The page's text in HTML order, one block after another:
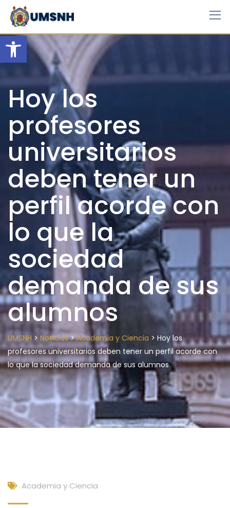
Open toolbar
Skip
content
Hoy los
profesores
universitarios
deben tener un
perfil acorde con
lo que la
sociedad
demanda de sus
alumnos
UMSNH > Noticias>Academia y Ciencia > Hoy los
profesores universitarios deben tener un perfil acorde con
lo que la sociedad demanda de sus alumnos
Academia y Ciencia